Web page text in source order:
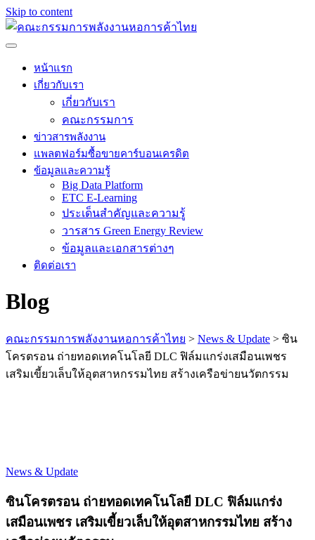
Skip to content
หน้าแรก
เกี่ยวกับเรา
เกี่ยวกับเรา
คณะกรรมการ
ข่าวสารพลังงาน
แพลตฟอร์มซื้อขายคาร์บอนเครดิต
ข้อมูลและความรู้
Big Data Platform
ETC E-Learning
ประเด็นสำคัญและความรู้
วารสาร Green Energy Review
ข้อมูลและเอกสารต่างๆ
ติดต่อเรา
Blog
คณะกรรมการพลังงานหอการค้าไทย > News & Update > ซิน
โครตรอน ถ่ายทอดเทคโนโลยี DLC ฟิล์มแกร่งเสมือนเพชร
เสริมเขี้ยวเล็บให้อุตสาหกรรมไทย สร้างเครือข่ายนวัตกรรม
News & Update
ซินโครตรอน ถ่ายทอดเทคโนโลยี DLC ฟิล์มแกร่ง
เสมือนเพชร เสริมเขี้ยวเล็บให้อุตสาหกรรมไทย สร้าง